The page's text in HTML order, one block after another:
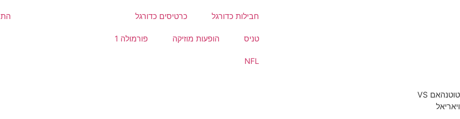
חבילות כדורגל כרטיסים כדורגל
טניס הופעות מוזיקה פורמולה 1
NFL
טוטנהאם VS
ויאריאל